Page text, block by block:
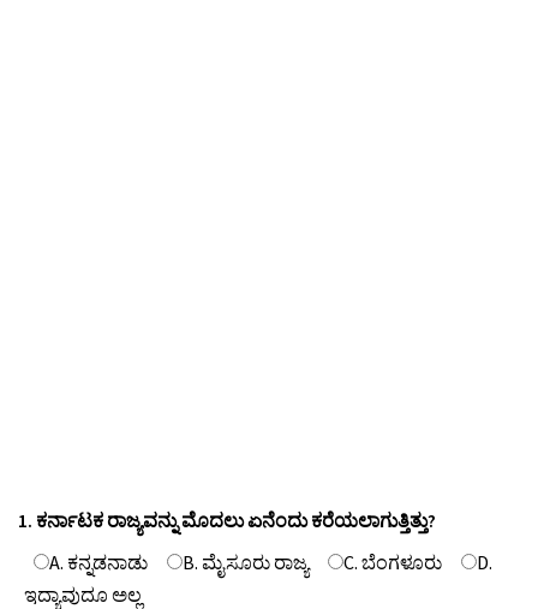
1. ಕರ್ನಾಟಕ ರಾಜ್ಯವನ್ನು ಮೊದಲು ಏನೆಂದು ಕರೆಯಲಾಗುತ್ತಿತ್ತು?
A. ಕನ್ನಡನಾಡು
B. ಮೈಸೂರು ರಾಜ್ಯ C. ಬೆಂಗಳೂರು
D.
ಇದ್ಯಾವುದೂ ಅಲ್ಲ